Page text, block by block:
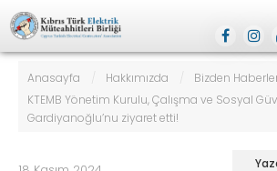
Anasayfa / Hakkımızda / Bizden
KTEMB Yönetim Kurulu, Çalışma ve Sosyal
Gardiyanoğlu’nu ziyaret etti!